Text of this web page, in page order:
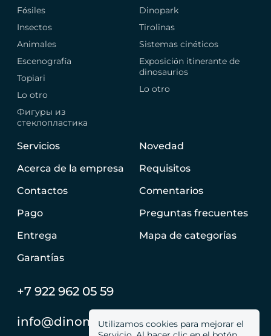
Utilizamos cookies para mejorar el
Fósiles
Insectos
Animales
Escenografía
Topiari
Lo otro
Фигуры из
стеклопластика
Dinopark
Tirolinas
Sistemas cinéticos
Exposición itinerante de
dinosaurios
Lo otro
Servicios
Acerca de la empresa
Contactos
Pago
Entrega
Garantías
Novedad
Requisitos
Comentarios
Preguntas frecuentes
Mapa de categorías
+7 922 962 05 59
info@dinomachine.ru